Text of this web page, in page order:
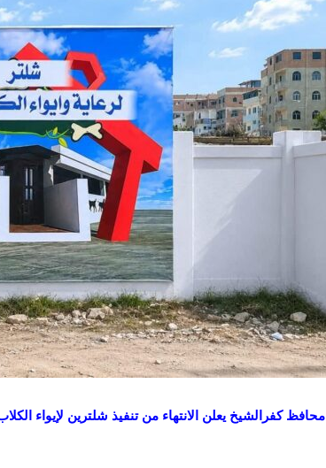
محافظ كفرالشيخ يعلن الانتهاء من تنفيذ شلترين لإيواء